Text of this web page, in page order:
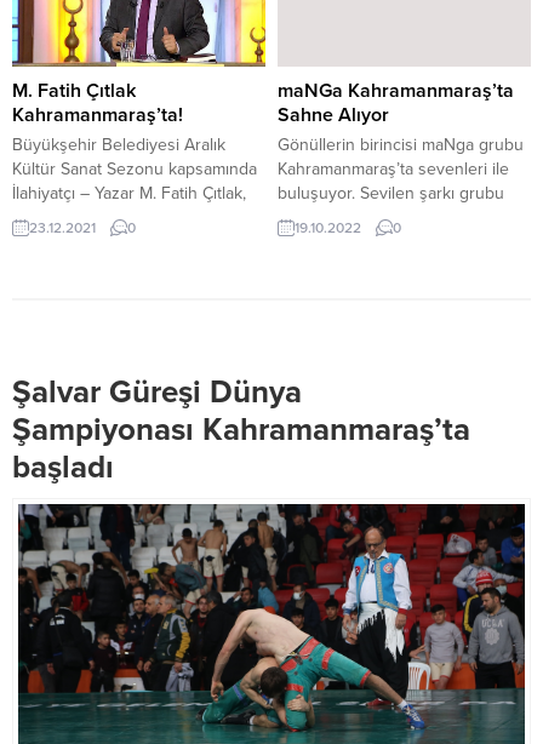
M. Fatih Çıtlak
Kahramanmaraş’ta!
Büyükşehir Belediyesi Aralık
Kültür Sanat Sezonu kapsamında
İlahiyatçı – Yazar M. Fatih Çıtlak,
23 Aralık Perşembe günü İrfan
Okulu’nun ikinci dersiyle
isimleri ağırlamayı sürdürüyor.
Takvim kapsamında, İlahiyatçı –
Yazar M. Fatih Çıtlak, “İrfan Okulu”
etkinliğinde ikinci...
23.12.2021 0
maNGa Kahramanmaraş’ta
Sahne Alıyor
Gönüllerin birincisi maNga grubu
Kahramanmaraş’ta sevenleri ile
buluşuyor. Sevilen şarkı grubu
maNga Kahramanmaraş’ta
sevenleri ile buluşuyor.
19.10.2022 0
Şalvar Güreşi Dünya
Şampiyonası Kahramanmaraş’ta
başladı